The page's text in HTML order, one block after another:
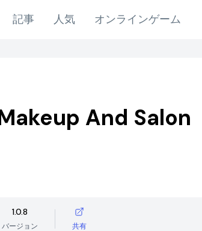
記事 人気 オンラインゲーム
And Salon
1.0.8
バージョン 共有